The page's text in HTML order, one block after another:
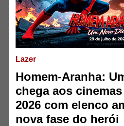
Lazer
Homem-Aranha:
chega aos
2026 com elenco
nova fase do herói